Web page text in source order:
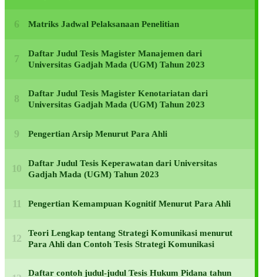
Matriks Jadwal Pelaksanaan Penelitian
Daftar Judul Tesis Magister Manajemen dari
Universitas Gadjah Mada (UGM) Tahun 2023
Daftar Judul Tesis Magister Kenotariatan dari
Universitas Gadjah Mada (UGM) Tahun 2023
Pengertian Arsip Menurut Para Ahli
Daftar Judul Tesis Keperawatan dari Universitas
Gadjah Mada (UGM) Tahun 2023
Pengertian Kemampuan Kognitif Menurut Para Ahli
Teori Lengkap tentang Strategi Komunikasi menurut
Para Ahli dan Contoh Tesis Strategi Komunikasi
Daftar contoh judul-judul Tesis Hukum Pidana tahun